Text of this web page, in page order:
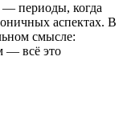
периоды, когда
аспектах. В
смысле:
— всё это